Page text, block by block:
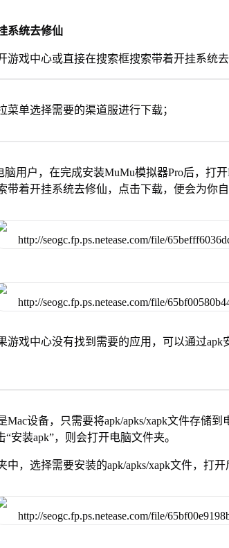
系统去修仙
游戏中心或直接在搜索框搜索带着开挂系统去
菜单选择需要的渠道服进行下载；
脑用户，在完成安装MuMu模拟器Pro后，打
带着开挂系统去修仙，点击下载，便会为你自
游戏中心没有找到需要的应用，可以通过
Mac设备，只需要将apk/apks/xapk文件存储
“安装apk”，则会打开电脑文件夹。
中，选择需要安装的apk/apks/xapk文件，打开